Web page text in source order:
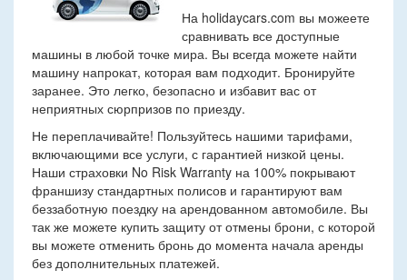
На holidaycars.com вы можеете
сравнивать все доступные
машины в любой точке мира. Вы всегда можете найти
машину напрокат, которая вам подходит. Бронируйте
заранее. Это легко, безопасно и избавит вас от
неприятных сюрпризов по приезду.
Не переплачивайте! Пользуйтесь нашими тарифами,
включающими все услуги, с гарантией низкой цены.
Наши страховки No Risk Warranty на 100% покрывают
франшизу стандартных полисов и гарантируют вам
беззаботную поездку на арендованном автомобиле. Вы
так же можете купить защиту от отмены брони, с которой
вы можете отменить бронь до момента начала аренды
без дополнительных платежей.